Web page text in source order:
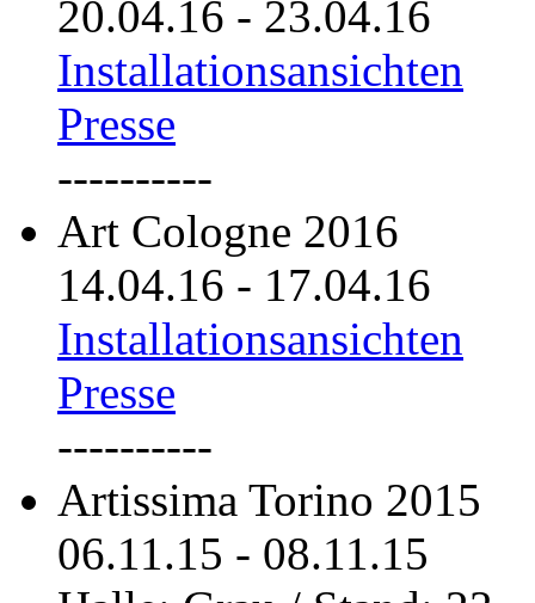
20.04.16 - 23.04.16
Installationsansichten
Presse
----------
Art Cologne 2016
14.04.16 - 17.04.16
Installationsansichten
Presse
----------
Artissima Torino 2015
06.11.15 - 08.11.15